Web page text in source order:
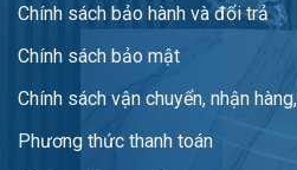
Chính sách bảo hành và đổi trả
Chính sách bảo mật
Chính sách vận chuyển, nhận
Phương thức thanh toán